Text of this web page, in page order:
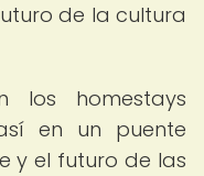
de la cultura
los homestays
en un puente
y el futuro de las